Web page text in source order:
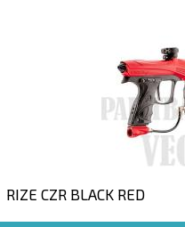
RIZE CZR BLACK RED